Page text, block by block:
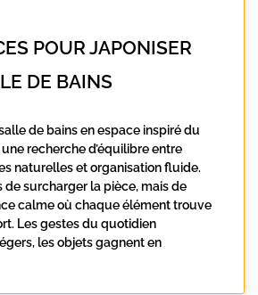
POUR JAPONISER
DE BAINS
de bains en espace inspiré du
recherche d’équilibre entre
naturelles et organisation fluide.
de surcharger la pièce, mais de
calme où chaque élément trouve
Les gestes du quotidien
les objets gagnent en